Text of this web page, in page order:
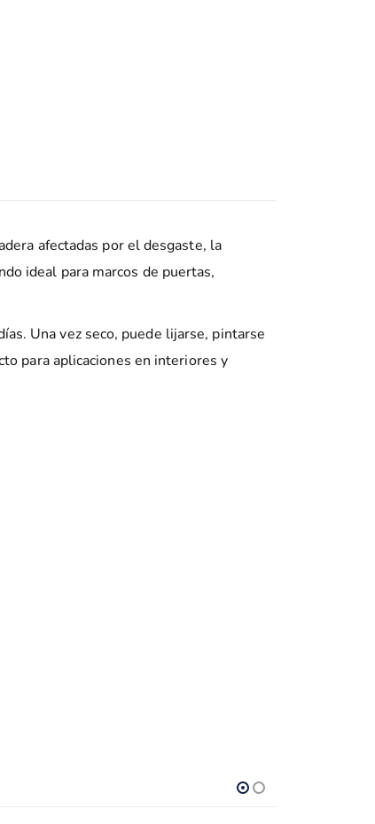
afectadas por el desgaste, la
ideal para marcos de puertas,
Una vez seco, puede lijarse, pintarse
para aplicaciones en interiores y